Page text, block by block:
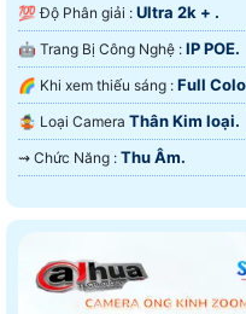
💯 Độ Phân giải : Ultra 2k + .
🤖️ Trang Bị Công Nghệ : IP POE.
🌈 Khi xem thiếu sáng : Full
🤹 Loại Camera Thân Kim loại.
️⇝ Chức Năng : Thu Âm.